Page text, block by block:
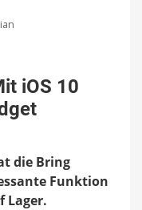
iOS 10
die Bring
Funktion
Lager.